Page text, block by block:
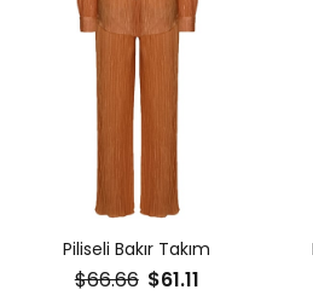
Piliseli Bakır Takım
$61.11
$66.66